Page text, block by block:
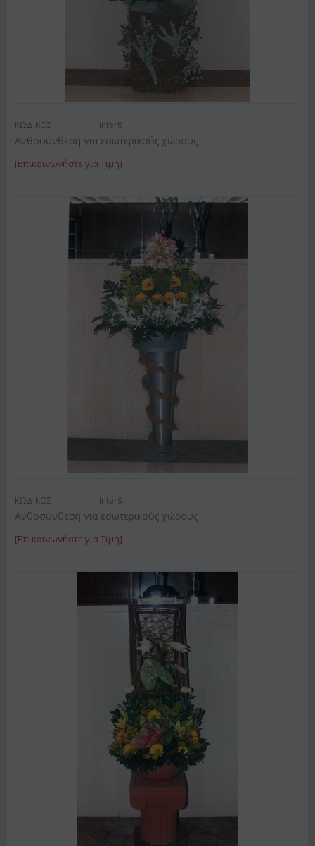
ΚΩΔΙΚΟΣ: Inter8
Ανθοσύνθεση για εσωτερικούς χώρους
[Επικοινωνήστε για Τιμή]
ΚΩΔΙΚΟΣ: Inter9
Ανθοσύνθεση για εσωτερικούς χώρους
[Επικοινωνήστε για Τιμή]